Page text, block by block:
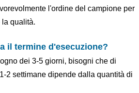
l'ordine del campione per
qualità.
il termine d'esecuzione?
dei 3-5 giorni, bisogni che di
2 settimane dipende dalla quantità di